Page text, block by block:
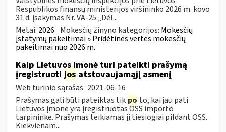
Respublikos finansų ministerijos viršininko 2026 m. kovo
31 d. įsakymas Nr. VA-25 „Dėl...
Metai: 2026 Mokesčių žinyno kategorijos: Mokesčių
įstatymų pakeitimai » Pridėtinės vertės mokesčių
pakeitimai nuo 2026 m.
Kaip Lietuvos įmonė turi pateikti prašymą
įregistruoti jos atstovaujamąjį asmenį
Web turinio sąrašas 2021-06-16
Prašymas gali būti pateiktas tik po to, kai jau pati
Lietuvos įmonė yra įregistruotas OSS importo
tarpininke. Prašymas teikiamas jį tiesiogiai pildant OSS.
Kiekvienam...